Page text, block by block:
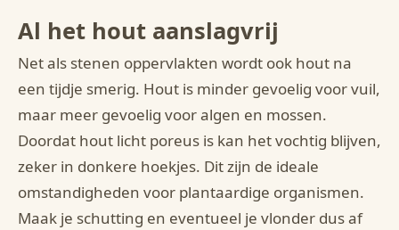
Al het hout aanslagvrij
Net als stenen oppervlakten wordt ook hout na
een tijdje smerig. Hout is minder gevoelig voor vuil,
maar meer gevoelig voor algen en mossen.
Doordat hout licht poreus is kan het vochtig blijven,
zeker in donkere hoekjes. Dit zijn de ideale
omstandigheden voor plantaardige organismen.
Maak je schutting en eventueel je vlonder dus af